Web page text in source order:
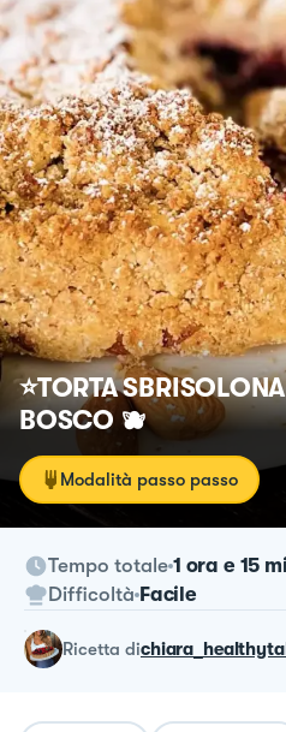
⭐️TORTA
BOSCO 🫐
Modalità passo passo
Tempo totale 1 ora e 15
Difficoltà Facile
ricetta di